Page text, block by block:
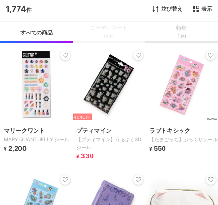
1,774 並び替え 表示
すべての商品
(0件)
特集
(1件)
マリークワント
MARY QUANT JELLY シール
¥ 2,200
40%OFF
プティマイン
【プティマイン】うるぷく3D
シール
¥ 330
ラブトキシック
【たまごっち】ぷっくりシール
¥ 550